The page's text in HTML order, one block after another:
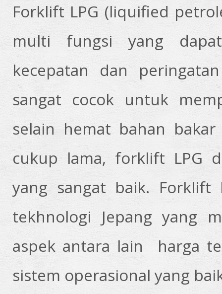
Forklift LPG (liquified
multi fungsi yang
kecepatan dan
sangat cocok untuk
selain hemat bahan
cukup lama, forklift LPG
yang sangat baik. Forklift
tekhnologi Jepang yang
aspek antara lain harga
sistem operasional yang